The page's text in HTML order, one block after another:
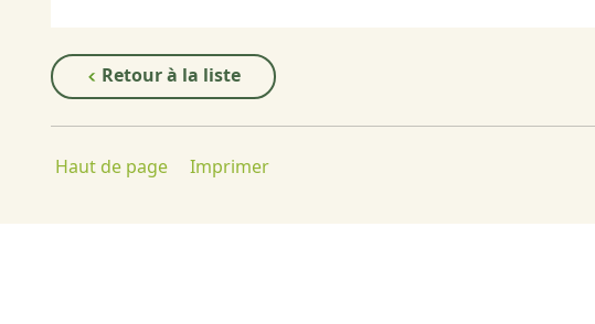
Retour à la liste
Haut de page Imprimer